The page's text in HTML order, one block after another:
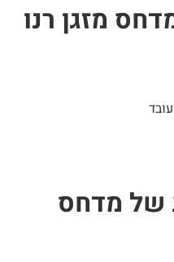
מזגן רנו
מדחס